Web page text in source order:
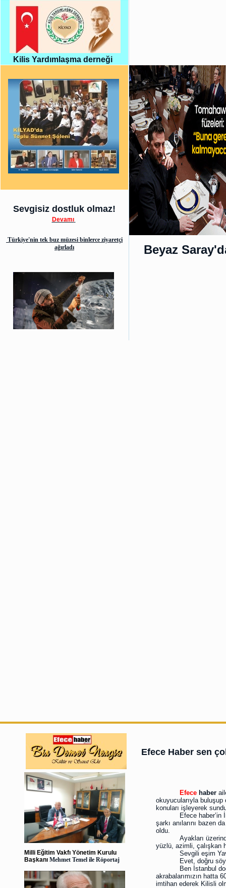
Kilis Yardımlaşma derneği
Sevgisiz dostluk olmaz!
Devamı
Türkiye'nin tek buz müzesi binlerce ziyaretçi
ağırladı
Beyaz
Milli Eğitim Vakfı Yönetim Kurulu
Başkanı Mehmet Temel ile Röportaj
Efece Haber sen
Efecehaber
okuyucularıyla buluşup
konuları işleyerek
Efece
şarkı anılarını bazen
oldu.
Ayakları
yüzlü, azimli, çalışkan
Sevgili eşim
Evet, doğru
Ben İstanbul
akrabalarımızın hatta
imtihan ederek Kilisli